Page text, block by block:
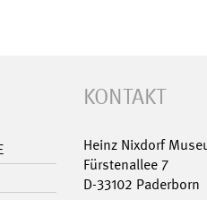
KONTAKT
Heinz Nixdorf
Fürstenallee 7
D-33102 Paderborn